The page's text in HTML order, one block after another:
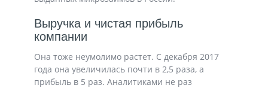
Выручка и чистая прибыль
компании
Она тоже неумолимо растет. С декабря 2017
года она увеличилась почти в 2,5 раза, а
прибыль в 5 раз. Аналитиками не раз